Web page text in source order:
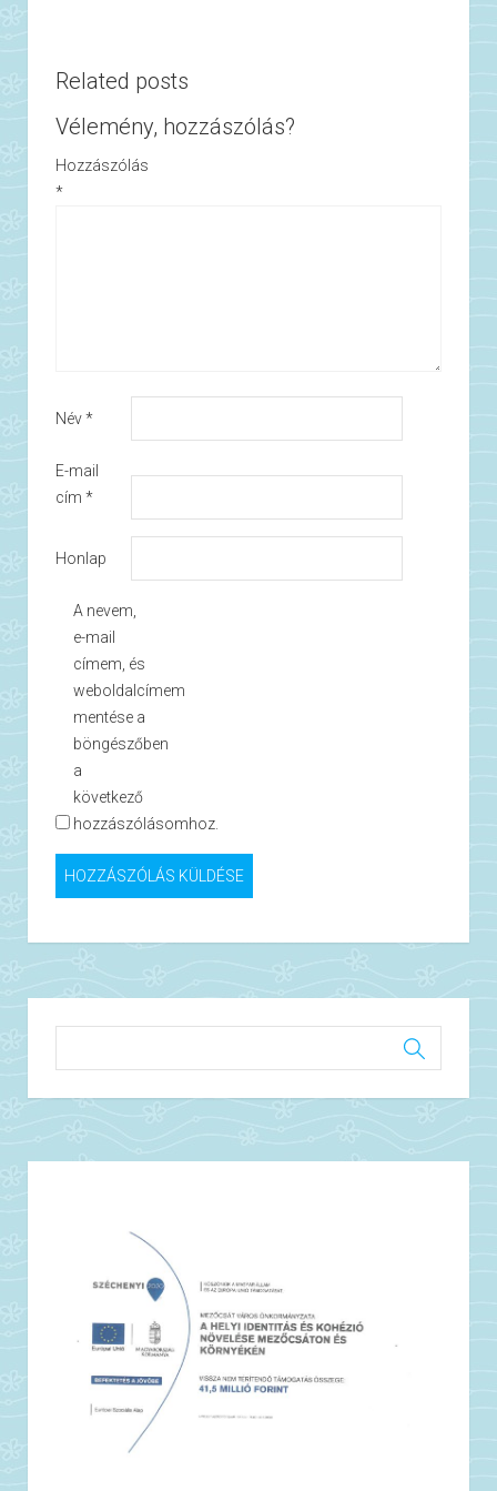
Related posts
Vélemény, hozzászólás?
Hozzászólás
*
Név*
E-mail
cím *
Honlap
A nevem,
e-mail
címem, és
weboldalcímem
mentése a
böngészőben
a
következő
hozzászólásomhoz.